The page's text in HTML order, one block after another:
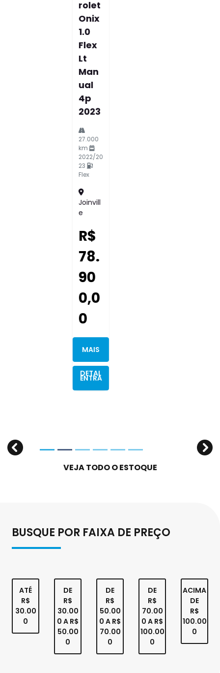
Hilux
2.7 Sr
Flex
Mati
3.0
15
124
0,0
0
MAIS
CONT
templates.template-
VEJA TODO O ESTOQUE
BUSQUE POR FAIXA DE PREÇO
ATÉ
R$
30.00
0
DE
R$
30.00
0 A R$
50.00
0
DE
R$
50.00
0 A R$
70.00
0
DE
R$
70.00
0 A R$
100.00
0
ACIMA
DE
R$
100.00
0